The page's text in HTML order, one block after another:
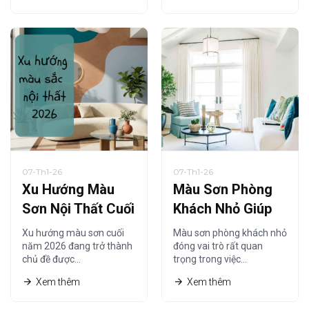
07-Th1-26
Xu Hướng Màu
Sơn Nội Thất Cuối
Năm 2026 Được
Ưa Chuộng Nhất
Xu hướng màu sơn cuối
năm 2026 đang trở thành
chủ đề được…
Xem thêm
07-Th1-26
Màu Sơn Phòng
Khách Nhỏ Giúp
Không Gian Trông
Rộng Hơn Năm
2026
Màu sơn phòng khách nhỏ
đóng vai trò rất quan
trọng trong việc…
Xem thêm